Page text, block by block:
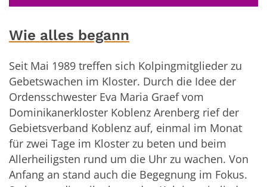
Wie alles begann
Seit Mai 1989 treffen sich Kolpingmitglieder zu
Gebetswachen im Kloster. Durch die Idee der
Ordensschwester Eva Maria Graef vom
Dominikanerkloster Koblenz Arenberg rief der
Gebietsverband Koblenz auf, einmal im Monat
für zwei Tage im Kloster zu beten und beim
Allerheiligsten rund um die Uhr zu wachen. Von
Anfang an stand auch die Begegnung im Fokus.